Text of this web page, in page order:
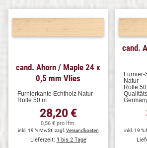
cand. Ahorn / Maple 24 x
0,5 mm Vlies
Furnierkante Echtholz Natur
Rolle 50 m
28,20 €
0,56 € pro lfm.
inkl. 19 % MwSt. zzgl. Versandkosten
Lieferzeit: 1 bis 2 Tage
cand.
Furnier-
Natur
Rolle
inkl. 19 %